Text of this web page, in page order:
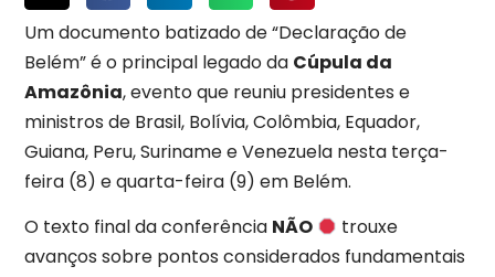
Um documento batizado de “Declaração de
Belém” é o principal legado da Cúpula da
Amazônia, evento que reuniu presidentes e
ministros de Brasil, Bolívia, Colômbia, Equador,
Guiana, Peru, Suriname e Venezuela nesta terça-
feira (8) e quarta-feira (9) em Belém.
O texto final da conferência NÃO
trouxe
avanços sobre pontos considerados fundamentais